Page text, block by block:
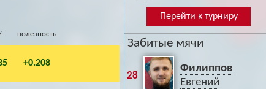
полезность
+0.208
Перейти к турниру
Забитые мячи
28
Филиппов
Евгений